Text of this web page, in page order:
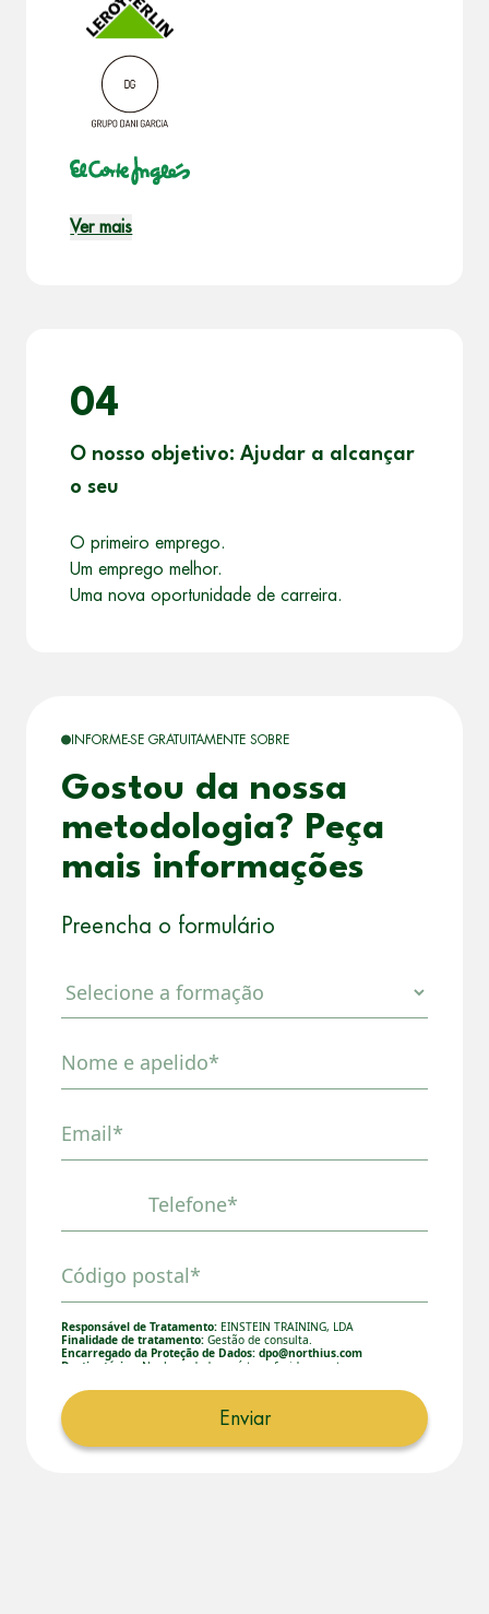
Ver mais
04
O nosso objetivo: Ajudar a alcançar
o seu
O primeiro emprego.
Um emprego melhor.
Uma nova oportunidade de carreira.
INFORME-SE GRATUITAMENTE SOBRE
Gostou da nossa
metodologia? Peça
mais informações
Preencha o formulário
Nome e apelido*
Email*
Telefone*
Código postal*
Responsável de Tratamento: EINSTEIN TRAINING, LDA
Finalidade de tratamento: Gestão de consulta.
Encarregado da Proteção de Dados: dpo@northius.com
Destinatários:
Nenhum dado será transferido, exceto por
bem como outros direitos, conforme o explicito naPolítica de
Privacidade.
Enviar